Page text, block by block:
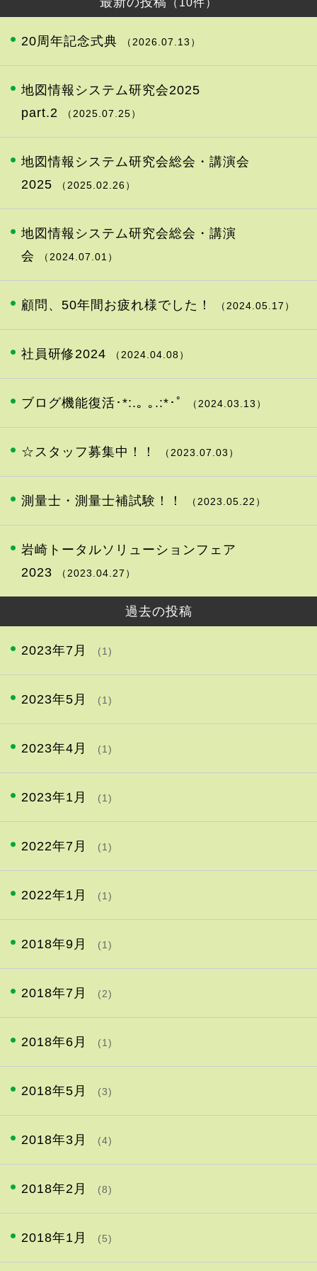
20周年記念式典 （2026.07.13）
地図情報システム研究会2025
part.2
（2025.07.25）
地図情報システム研究会総会・講演会
2025
（2025.02.26）
地図情報システム研究会総会・講演
会
（2024.07.01）
顧問、50年間お疲れ様でした！ （2024.05.17）
社員研修2024 （2024.04.08）
ブログ機能復活･*:.｡ ｡.:*･ﾟ （2024.03.13）
☆スタッフ募集中！！ （2023.07.03）
測量士・測量士補試験！！ （2023.05.22）
岩崎トータルソリューションフェア
2023
（2023.04.27）
過去の投稿
2023年7月 (1)
2023年5月 (1)
2023年4月 (1)
2023年1月 (1)
2022年7月 (1)
2022年1月 (1)
2018年9月 (1)
2018年7月 (2)
2018年6月 (1)
2018年5月 (3)
2018年3月 (4)
2018年2月 (8)
2018年1月 (5)